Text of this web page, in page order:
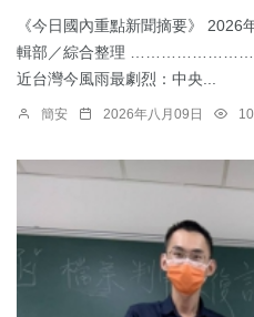
《今日國內重點新聞摘要》
輯部／綜合整理
近台灣今風雨最劇烈：中央...
簡安 2026年八月09日